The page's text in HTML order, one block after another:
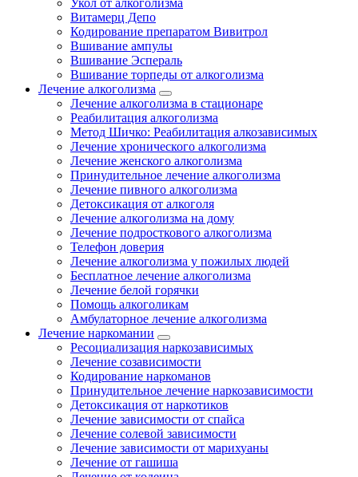
Укол от алкоголизма
Витамерц Депо
Кодирование препаратом Вивитрол
Вшивание ампулы
Вшивание Эспераль
Вшивание торпеды от алкоголизма
Лечение алкоголизма
Лечение алкоголизма в стационаре
Реабилитация алкоголизма
Метод Шичко: Реабилитация алкозависимых
Лечение хронического алкоголизма
Лечение женского алкоголизма
Принудительное лечение алкоголизма
Лечение пивного алкоголизма
Детоксикация от алкоголя
Лечение алкоголизма на дому
Лечение подросткового алкоголизма
Телефон доверия
Лечение алкоголизма у пожилых людей
Бесплатное лечение алкоголизма
Лечение белой горячки
Помощь алкоголикам
Амбулаторное лечение алкоголизма
Лечение наркомании
Ресоциализация наркозависимых
Лечение созависимости
Кодирование наркоманов
Принудительное лечение наркозависимости
Детоксикация от наркотиков
Лечение зависимости от спайса
Лечение солевой зависимости
Лечение зависимости от марихуаны
Лечение от гашиша